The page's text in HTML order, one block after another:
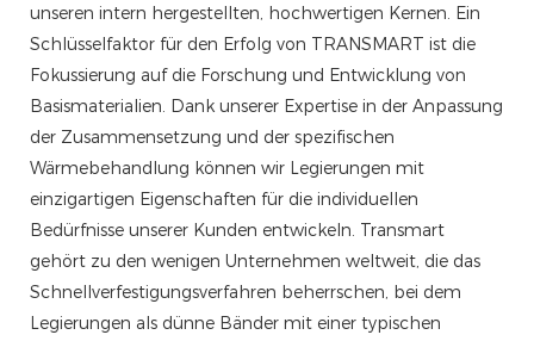
unseren intern hergestellten, hochwertigen Kernen. Ein
Schlüsselfaktor für den Erfolg von TRANSMART ist die
Fokussierung auf die Forschung und Entwicklung von
Basismaterialien. Dank unserer Expertise in der Anpassung
der Zusammensetzung und der spezifischen
Wärmebehandlung können wir Legierungen mit
einzigartigen Eigenschaften für die individuellen
Bedürfnisse unserer Kunden entwickeln. Transmart
gehört zu den wenigen Unternehmen weltweit, die das
Schnellverfestigungsverfahren beherrschen, bei dem
Legierungen als dünne Bänder mit einer typischen